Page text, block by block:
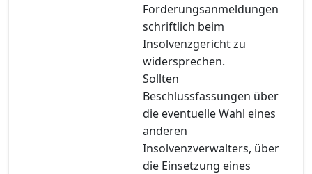
Forderungsanmeldungen
schriftlich beim
Insolvenzgericht zu
widersprechen.
Sollten
Beschlussfassungen über
die eventuelle Wahl eines
anderen
Insolvenzverwalters, über
die Einsetzung eines